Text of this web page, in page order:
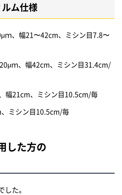
ム仕様
ｍ、幅21〜42cm、ミシン目7.8〜
ｍ、幅42cm、ミシン目31.4cm/
幅21cm、ミシン目10.5cm/毎
ミシン目10.5cm/毎
した方の
た。